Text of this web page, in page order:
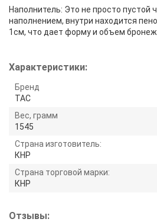
Наполнитель: Это не просто пустой
наполнением, внутри находится
1см, что дает форму и объем
Характеристики:
Бренд
TAC
Вес, грамм
1545
Страна изготовитель:
КНР
Страна торговой марки:
КНР
Отзывы: